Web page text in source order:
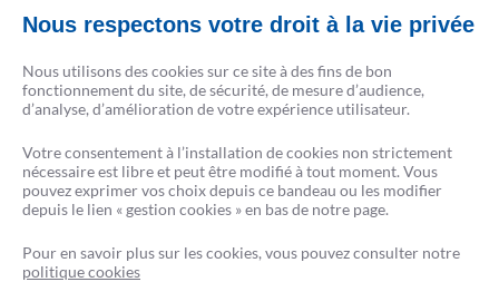
Nous respectons votre droit à la vie privée
Nous utilisons des cookies sur ce site à des fins de bon
fonctionnement du site, de sécurité, de mesure d’audience,
d’analyse, d’amélioration de votre expérience utilisateur.
Votre consentement à l’installation de cookies non strictement
nécessaire est libre et peut être modifié à tout moment. Vous
pouvez exprimer vos choix depuis ce bandeau ou les modifier
depuis le lien « gestion cookies » en bas de notre page.
Pour en savoir plus sur les cookies, vous pouvez consulter notre
politique cookies